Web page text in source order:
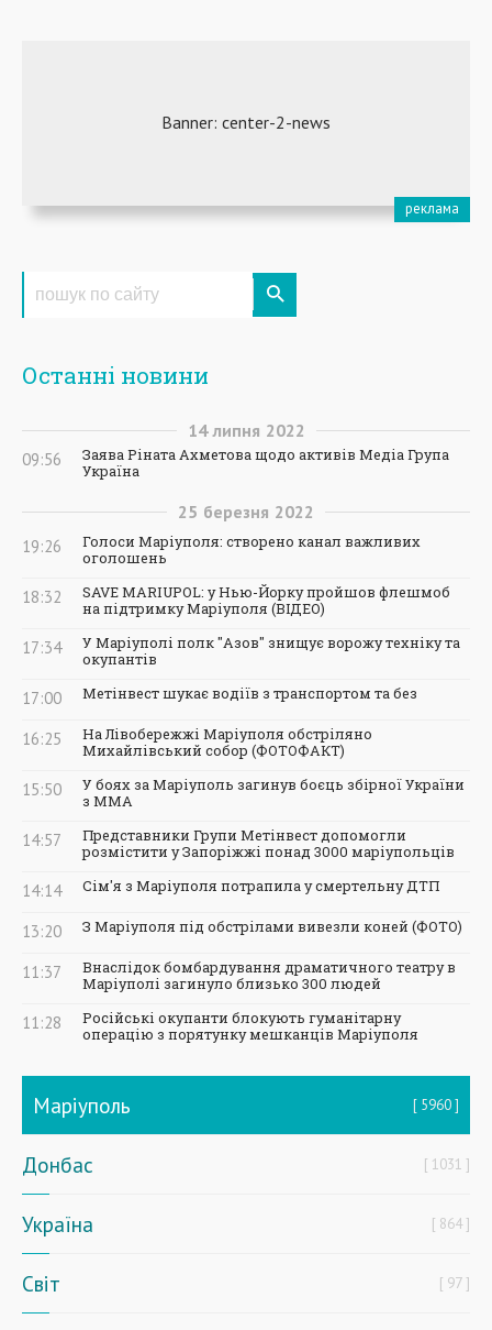
Останні новини
14 липня 2022
09:56
Заява Ріната Ахметова щодо активів Медіа Група
Україна
25 березня 2022
19:26
Голоси Маріуполя: створено канал важливих
оголошень
18:32
SAVE MARIUPOL: у Нью-Йорку пройшов флешмоб
на підтримку Маріуполя (ВІДЕО)
17:34
У Маріуполі полк "Азов" знищує ворожу техніку та
окупантів
17:00 Метінвест шукає водіїв з транспортом та без
16:25
На Лівобережжі Маріуполя обстріляно
Михайлівський собор (ФОТОФАКТ)
15:50
У боях за Маріуполь загинув боєць збірної України
з ММА
14:57
Представники Групи Метінвест допомогли
розмістити у Запоріжжі понад 3000 маріупольців
14:14 Сім'я з Маріуполя потрапила у смертельну ДТП
13:20 З Маріуполя під обстрілами вивезли коней (ФОТО)
11:37
Внаслідок бомбардування драматичного театру в
Маріуполі загинуло близько 300 людей
11:28
Російські окупанти блокують гуманітарну
операцію з порятунку мешканців Маріуполя
Маріуполь 5960
Донбас 1031
Україна 864
Світ 97